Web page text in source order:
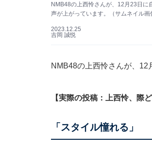
NMB48の上西怜さんが、12月23日に
声が上がっています。（サムネイル画
2023.12.25
吉岡 誠悦
NMB48の上西怜さんが、12
【実際の投稿：上西怜、際
「スタイル憧れる」